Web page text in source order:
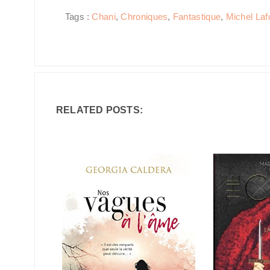
Tags :Chani,Chroniques, Fantastique, Michel
RELATED POSTS: